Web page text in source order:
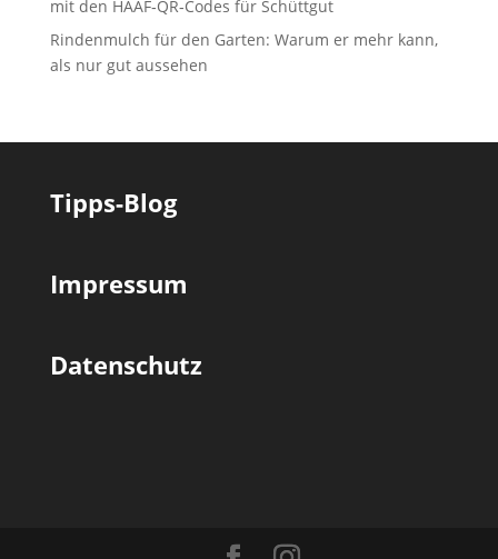
mit den HAAF‑QR‑Codes für Schüttgut
Rindenmulch für den Garten: Warum er mehr kann,
als nur gut aussehen
Tipps-Blog
Impressum
Datenschutz